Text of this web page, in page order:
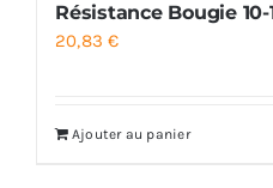
Résistance Bougie 10-
20,83€
Ajouter au panier